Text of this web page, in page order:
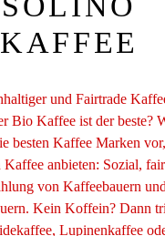
KAFFEE